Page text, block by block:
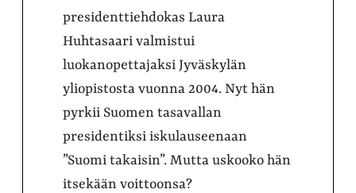
presidenttiehdokas Laura
Huhtasaari valmistui
luokanopettajaksi Jyväskylän
yliopistosta vuonna 2004. Nyt hän
pyrkii Suomen tasavallan
presidentiksi iskulauseenaan
”Suomi takaisin”. Mutta uskooko hän
itsekään voittoonsa?